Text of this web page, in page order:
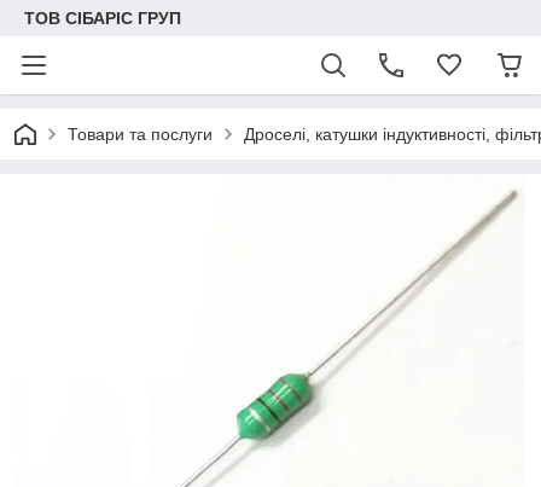
ТОВ СІБАРІС ГРУП
Товари та послуги Дроселі, катушки індуктивності,